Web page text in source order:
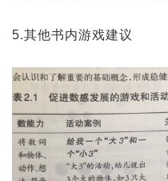
5.其他书内游戏建议